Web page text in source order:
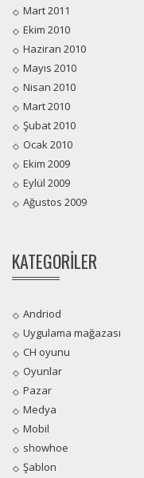
Mart 2011
Ekim 2010
Haziran 2010
Mayıs 2010
Nisan 2010
Mart 2010
Şubat 2010
Ocak 2010
Ekim 2009
Eylül 2009
Ağustos 2009
KATEGORILER
Andriod
Uygulama mağazası
CH oyunu
Oyunlar
Pazar
Medya
Mobil
showhoe
Şablon